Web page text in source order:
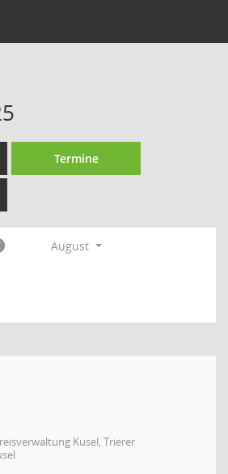
Termine
August
Kusel, Trierer